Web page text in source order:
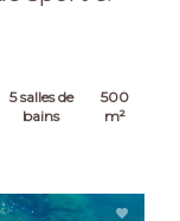
5 salles de
bains
500
m²